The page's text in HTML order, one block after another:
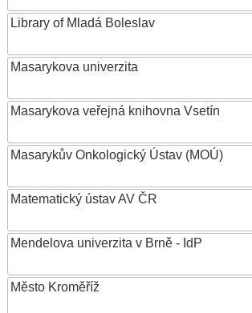
Library of Mladá Boleslav
Masarykova univerzita
Masarykova veřejná knihovna Vsetín
Masarykův Onkologický Ústav (MOÚ)
Matematický ústav AV ČR
Mendelova univerzita v Brně - IdP
Město Kroměříž